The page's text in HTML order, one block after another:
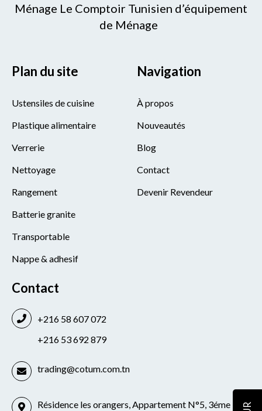
Ménage Le Comptoir Tunisien d’équipement
de Ménage
Plan du site
Ustensiles de cuisine
Plastique alimentaire
Verrerie
Nettoyage
Rangement
Batterie granite
Transportable
Nappe & adhesif
Navigation
À propos
Nouveautés
Blog
Contact
Devenir Revendeur
Contact
+216 58 607 072
+216 53 692 879
trading@cotum.com.tn
Résidence les orangers, Appartement N°5, 3éme